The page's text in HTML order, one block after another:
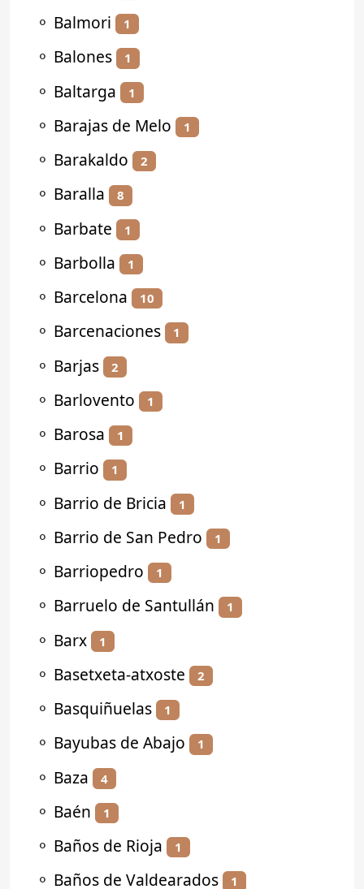
⚬ Balmori 1
⚬ Balones 1
⚬ Baltarga 1
⚬ Barajas de Melo 1
⚬ Barakaldo 2
⚬ Baralla 8
⚬ Barbate 1
⚬ Barbolla 1
⚬ Barcelona 10
⚬ Barcenaciones 1
⚬ Barjas 2
⚬ Barlovento 1
⚬ Barosa 1
⚬ Barrio 1
⚬ Barrio de Bricia 1
⚬ Barrio de San Pedro 1
⚬ Barriopedro 1
⚬ Barruelo de Santullán 1
⚬ Barx 1
⚬ Basetxeta-atxoste 2
⚬ Basquiñuelas 1
⚬ Bayubas de Abajo 1
⚬ Baza 4
⚬ Baén 1
⚬ Baños de Rioja 1
⚬ Baños de Valdearados 1